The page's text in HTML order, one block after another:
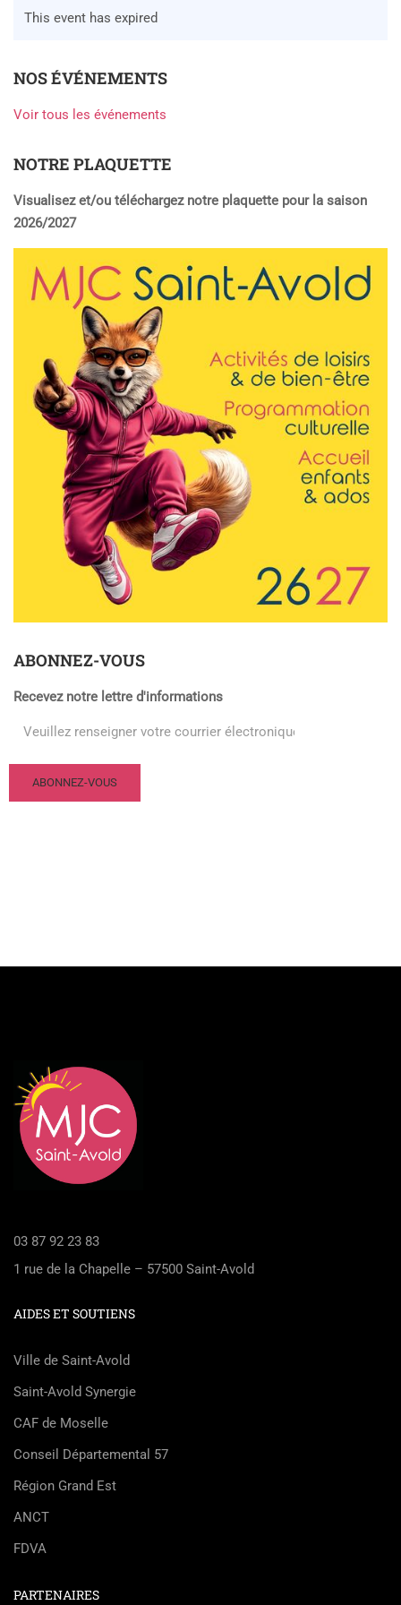
This event has expired
NOS ÉVÉNEMENTS
Voir tous les événements
NOTRE PLAQUETTE
Visualisez et/ou téléchargez notre plaquette pour la saison
2026/2027
ABONNEZ-VOUS
Recevez notre lettre d'informations
03 87 92 23 83
1 rue de la Chapelle – 57500 Saint-Avold
AIDES ET SOUTIENS
Ville de Saint-Avold
Saint-Avold Synergie
CAF de Moselle
Conseil Départemental 57
Région Grand Est
ANCT
FDVA
PARTENAIRES